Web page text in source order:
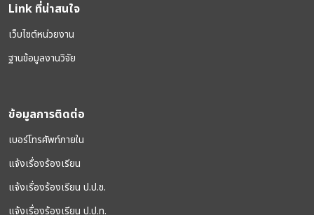
Link ที่น่าสนใจ
เว็บไซต์หน่วยงาน
ฐานข้อมูลงานวิจัย
ข้อมูลการติดต่อ
เบอร์โทรศัพท์ภายใน
แจ้งเรื่องร้องเรียน
แจ้งเรื่องร้องเรียน ป.ป.ช.
แจ้งเรื่องร้องเรียน ป.ป.ท.